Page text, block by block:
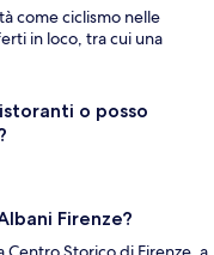
come ciclismo nelle
in loco, tra cui una
o posso
Firenze?